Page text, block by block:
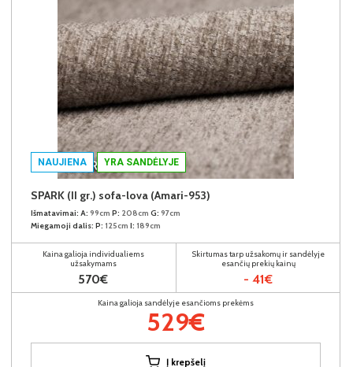
NAUJIENA YRA SANDĖLYJE
SPARK (II gr.) sofa-lova (Amari-953)
Išmatavimai: A: 99cm P: 208cm G: 97cm
Miegamoji dalis: P: 125cm I: 189cm
Kaina galioja individualiems
užsakymams
570€
Skirtumas tarp užsakomų ir sandėlyje
esančių prekių kainų
- 41€
Kaina galioja sandėlyje esančioms prekėms
529€
Į krepšelį